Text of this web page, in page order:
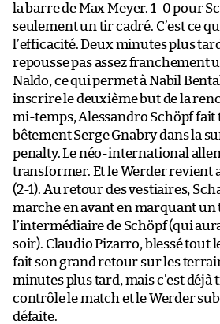
la barre de Max Meyer. 1-0 pour
seulement un tir cadré. C’est ce
l’efficacité. Deux minutes plus
repousse pas assez franchement
Naldo, ce qui permet à Nabil
inscrire le deuxième but de la
mi-temps, Alessandro Schöpf fait
bêtement Serge Gnabry dans la
penalty. Le néo-international
transformer. Et le Werder revient
(2-1). Au retour des vestiaires,
marche en avant en marquant
l’intermédiaire de Schöpf (qui
soir). Claudio Pizarro, blessé tout
fait son grand retour sur les
minutes plus tard, mais c’est déjà
contrôle le match et le Werder
défaite.